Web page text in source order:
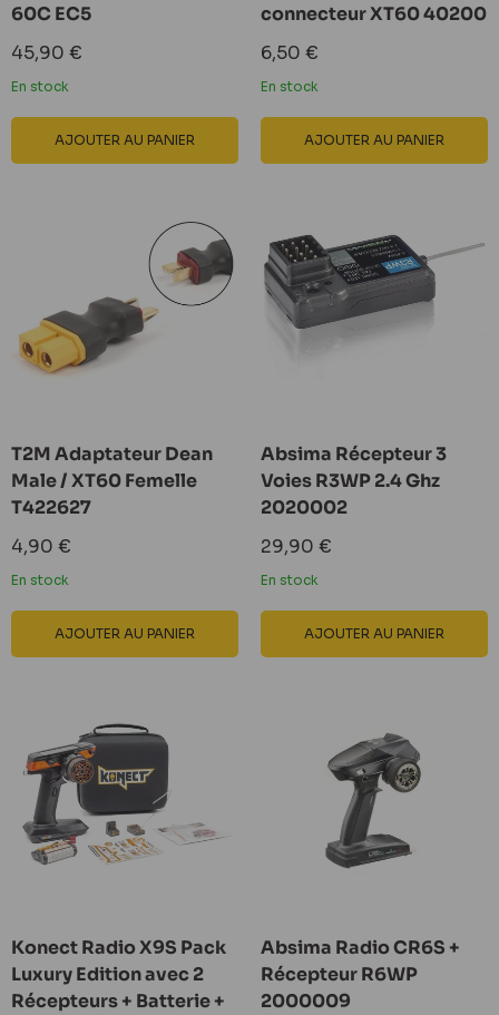
60C EC5
Prix
réduit
45,90 €
En stock
AJOUTER AU PANIER
connecteur XT60 40200
Prix
réduit
6,50 €
En stock
AJOUTER AU PANIER
T2M Adaptateur Dean
Male / XT60 Femelle
T422627
Prix
réduit
4,90 €
En stock
AJOUTER AU PANIER
Absima Récepteur 3
Voies R3WP 2.4 Ghz
2020002
Prix
réduit
29,90 €
En stock
AJOUTER AU PANIER
Konect Radio X9S Pack
Luxury Edition avec 2
Récepteurs + Batterie +
Absima Radio CR6S +
Récepteur R6WP
2000009